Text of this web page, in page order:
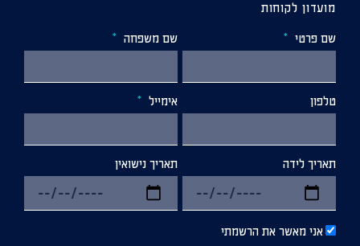
מועדון לקוחות
שם פרטי
שם משפחה
טלפון אימייל
תאריך לידה תאריך נישואין
אני מאשר את הרשמתי